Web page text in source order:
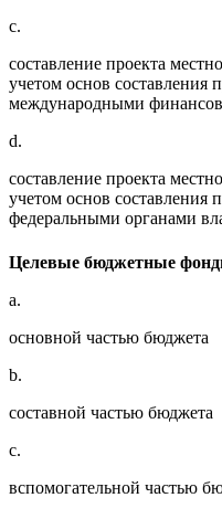
c.
составление проекта
учетом основ составления
международными
d.
составление проекта
учетом основ составления
федеральными органами
Целевые бюджетные
a.
основной частью бюджета
b.
составной частью бюджета
c.
вспомогательной частью